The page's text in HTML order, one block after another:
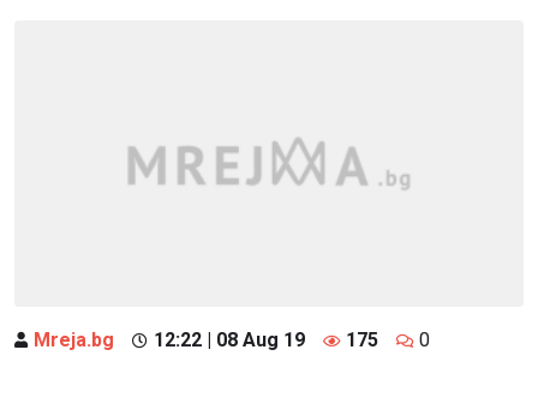
Mreja.bg 12:22 | 08 Aug 19 175 0